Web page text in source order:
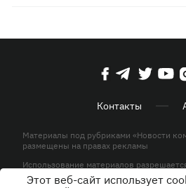
Контакты
Материалы под рубриками «Новости
размещены на правах рекламы
Использование материалов
активной гиперссылки на KP.UA в
Этот веб-сайт использует